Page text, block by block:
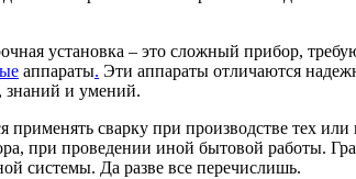
установка – это сложный прибор,
аппараты. Эти аппараты отличаются
знаний и умений.
сварку при производстве тех
при проведении иной бытовой работы.
системы. Да разве все перечислишь.